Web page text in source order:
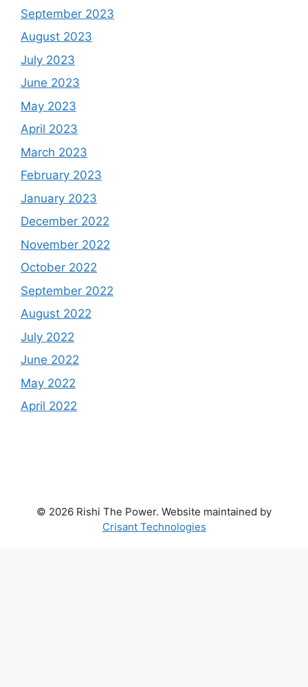
September 2023
August 2023
July 2023
June 2023
May 2023
April 2023
March 2023
February 2023
January 2023
December 2022
November 2022
October 2022
September 2022
August 2022
July 2022
June 2022
May 2022
April 2022
© 2026 Rishi The Power. Website maintained by
Crisant Technologies